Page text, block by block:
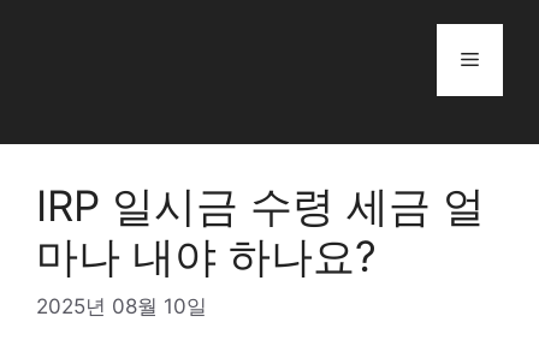
Menu
IRP 일시금 수령 세금 얼
마나 내야 하나요?
2025년 08월 10일